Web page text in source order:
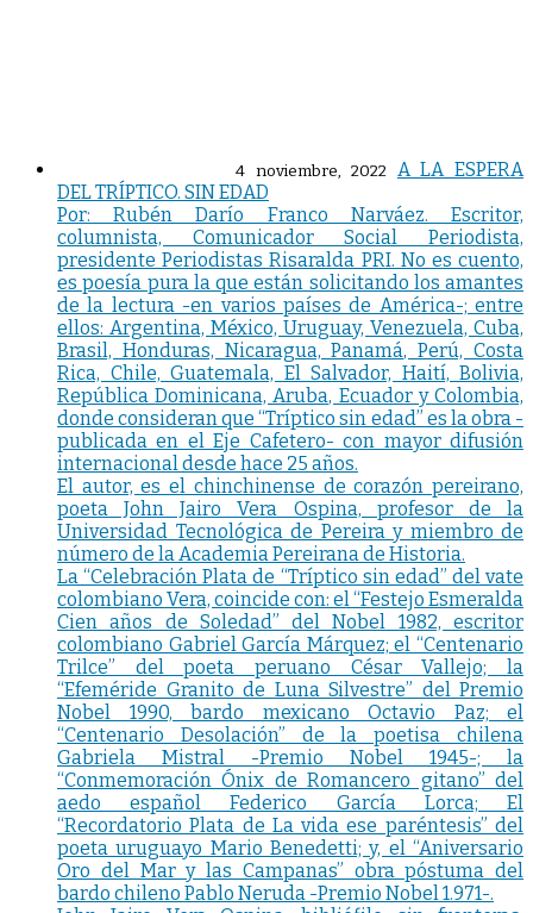
4 noviembre, 2022 A LA ESPERA
DEL TRÍPTICO. SIN EDAD
Por: Rubén Darío Franco Narváez. Escritor,
columnista, Comunicador Social Periodista,
presidente Periodistas Risaralda PRI. No es cuento,
es poesía pura la que están solicitando los amantes
de la lectura -en varios países de América-; entre
ellos: Argentina, México, Uruguay, Venezuela, Cuba,
Brasil, Honduras, Nicaragua, Panamá, Perú, Costa
Rica, Chile, Guatemala, El Salvador, Haití, Bolivia,
República Dominicana, Aruba, Ecuador y Colombia,
donde consideran que “Tríptico sin edad” es la obra -
publicada en el Eje Cafetero- con mayor difusión
internacional desde hace 25 años.
El autor, es el chinchinense de corazón pereirano,
poeta John Jairo Vera Ospina, profesor de la
Universidad Tecnológica de Pereira y miembro de
número de la Academia Pereirana de Historia.
La “Celebración Plata de “Tríptico sin edad” del vate
colombiano Vera, coincide con: el “Festejo Esmeralda
Cien años de Soledad” del Nobel 1982, escritor
colombiano Gabriel García Márquez; el “Centenario
Trilce” del poeta peruano César Vallejo; la
“Efeméride Granito de Luna Silvestre” del Premio
Nobel 1990, bardo mexicano Octavio Paz; el
“Centenario Desolación” de la poetisa chilena
Gabriela Mistral -Premio Nobel 1945-; la
“Conmemoración Ónix de Romancero gitano” del
aedo español Federico García Lorca; El
“Recordatorio Plata de La vida ese paréntesis” del
poeta uruguayo Mario Benedetti; y, el “Aniversario
Oro del Mar y las Campanas” obra póstuma del
bardo chileno Pablo Neruda -Premio Nobel 1.971-.